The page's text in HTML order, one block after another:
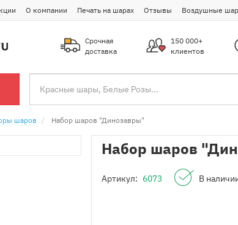
О компании Печать на шарах Отзывы Воздушные
Срочная
доставка
150 000+
клиентов
шаров Набор шаров "Динозавры"
Набор шаров
Артикул: 6073 В